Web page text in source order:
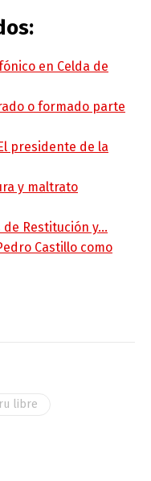
en Celda de
o formado parte
presidente de la
y maltrato
de Restitución y…
Castillo como
libre